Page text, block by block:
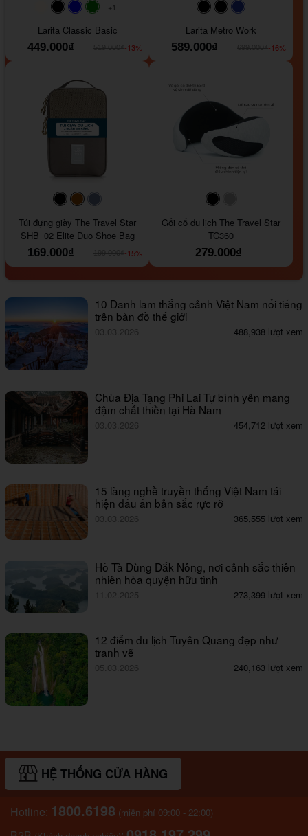
#faf0e6#000000#0000FF
+1
Larita Classic Basic
449.000₫
-13%
#000000#000000
Larita Metro Work
589.000₫
-16%
#000000#964B00
Túi đựng giày The Travel Star
SHB_02 Elite Duo Shoe Bag
169.000₫
-15%
Gối cổ du lịch The Travel Star
TC360
279.000₫
10 Danh lam thắng cảnh Việt Nam nổi tiếng
trên bản đồ thế giới
03.03.2026 488,938 lượt xem
Chùa Địa Tạng Phi Lai Tự bình yên mang
đậm chất thiền tại Hà Nam
03.03.2026 454,712 lượt xem
15 làng nghề truyền thống Việt Nam tái
hiện dấu ấn bản sắc rực rỡ
03.03.2026 365,555 lượt xem
Hồ Tà Đùng Đắk Nông, nơi cảnh sắc thiên
nhiên hòa quyện hữu tình
11.02.2025 273,399 lượt xem
12 điểm du lịch Tuyên Quang đẹp như
tranh vẽ
05.03.2026 240,163 lượt xem
HỆ THỐNG CỬA HÀNG
Hotline: 1800.6198 (miễn phí 09:00 - 22:00)